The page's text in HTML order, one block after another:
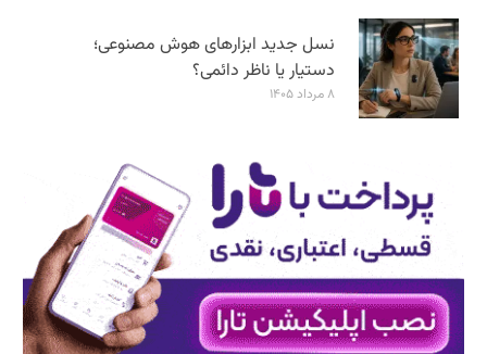
نسل جدید ابزارهای هوش مصنوعی؛
دستیار یا ناظر دائمی؟
۸ مرداد ۱۴۰۵